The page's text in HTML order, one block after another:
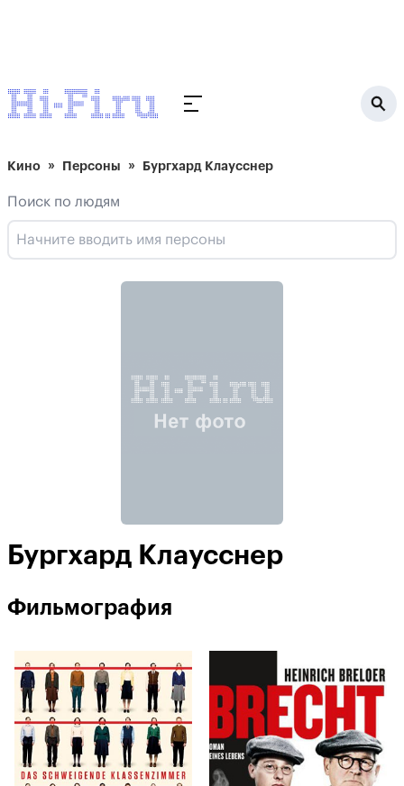
Кино Персоны Бургхард Клаусснер
Поиск по людям
Бургхард Клаусснер
Фильмография